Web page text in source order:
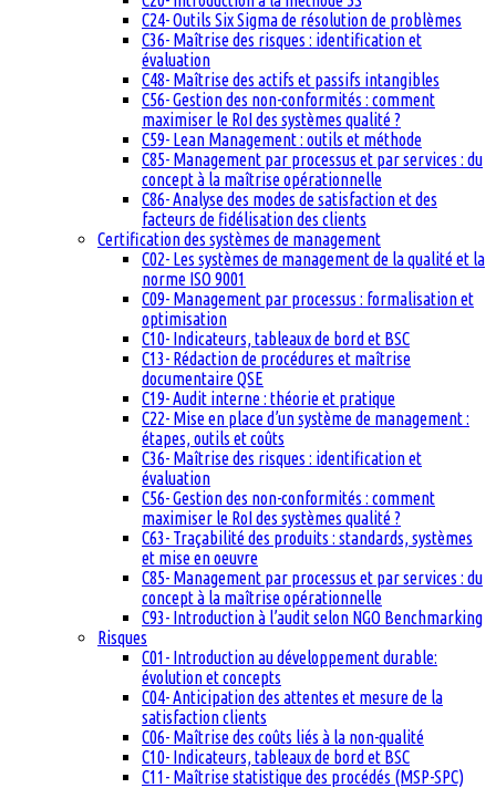
C24- Outils Six Sigma de résolution de problèmes
C36- Maîtrise des risques : identification et
évaluation
C48- Maîtrise des actifs et passifs intangibles
C56- Gestion des non-conformités : comment
maximiser le RoI des systèmes qualité ?
C59- Lean Management : outils et méthode
C85- Management par processus et par services : du
concept à la maîtrise opérationnelle
C86- Analyse des modes de satisfaction et des
facteurs de fidélisation des clients
Certification des systèmes de management
C02- Les systèmes de management de la qualité et la
norme ISO 9001
C09- Management par processus : formalisation et
optimisation
C10- Indicateurs, tableaux de bord et BSC
C13- Rédaction de procédures et maîtrise
documentaire QSE
C19- Audit interne : théorie et pratique
C22- Mise en place d’un système de management :
étapes, outils et coûts
C36- Maîtrise des risques : identification et
évaluation
C56- Gestion des non-conformités : comment
maximiser le RoI des systèmes qualité ?
C63- Traçabilité des produits : standards, systèmes
et mise en oeuvre
C85- Management par processus et par services : du
concept à la maîtrise opérationnelle
C93- Introduction à l’audit selon NGO Benchmarking
Risques
C01- Introduction au développement durable:
évolution et concepts
C04- Anticipation des attentes et mesure de la
satisfaction clients
C06- Maîtrise des coûts liés à la non-qualité
C10- Indicateurs, tableaux de bord et BSC
C11- Maîtrise statistique des procédés (MSP-SPC)